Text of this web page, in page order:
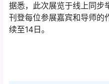
据悉，此次展览于线上同步
刊登每位参展嘉宾和导师的
续至14日。